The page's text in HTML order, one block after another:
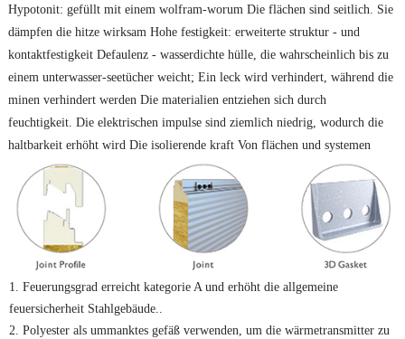
Hypotonit: gefüllt mit einem wolfram-worum Die flächen sind seitlich. Sie
dämpfen die hitze wirksam Hohe festigkeit: erweiterte struktur - und
kontaktfestigkeit Defaulenz - wasserdichte hülle, die wahrscheinlich bis zu
einem unterwasser-seetücher weicht; Ein leck wird verhindert, während die
minen verhindert werden Die materialien entziehen sich durch
feuchtigkeit. Die elektrischen impulse sind ziemlich niedrig, wodurch die
haltbarkeit erhöht wird Die isolierende kraft Von flächen und systemen
1. Feuerungsgrad erreicht kategorie A und erhöht die allgemeine
feuersicherheit Stahlgebäude..
2. Polyester als ummanktes gefäß verwenden, um die wärmetransmitter zu